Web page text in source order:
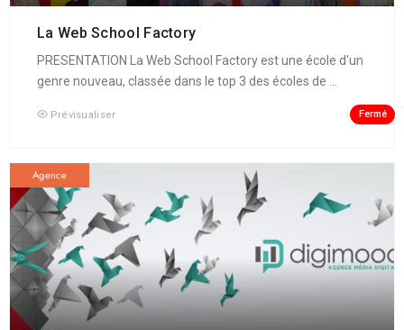
La Web School Factory
PRESENTATION La Web School Factory est une école d'un
genre nouveau, classée dans le top 3 des écoles de ...
Prévisualiser Fermé
Agence